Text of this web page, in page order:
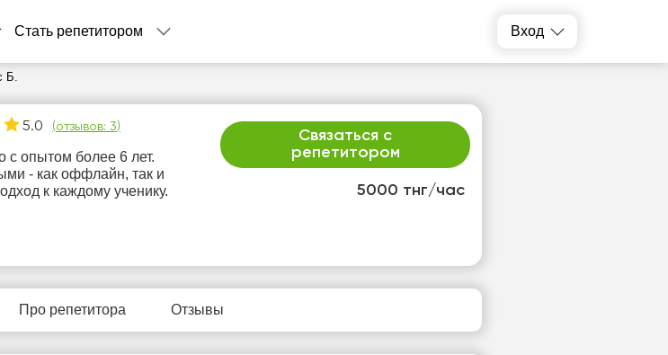
Стать репетитором Вход
Б.
5000 тнг/час
Связаться с
репетитором
5.0 (отзывов: 3)
с опытом более 6 лет.
- как оффлайн, так и
к каждому ученику.
Про репетитора Отзывы
10
11
12
13
Нет
свободных
Нет
свободных
свободных
свободных